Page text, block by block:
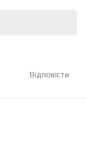
Відповісти